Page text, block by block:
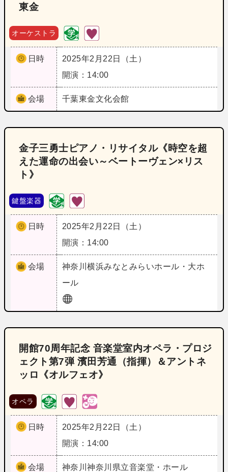
東金
オーケストラ
日時
2025年2月22日（土）
開演：14:00
会場 千葉東金文化会館
金子三勇士ピアノ・リサイタル《時空を超
えた運命の出会い～ベートーヴェン×リス
ト》
鍵盤楽器
日時
2025年2月22日（土）
開演：14:00
会場 神奈川横浜みなとみらいホール・大ホ
ール
開館70周年記念 音楽堂室内オペラ・プロジ
ェクト第7弾 濱田芳通（指揮）＆アントネ
ッロ《オルフェオ》
オペラ
日時
2025年2月22日（土）
開演：14:00
会場 神奈川神奈川県立音楽堂・ホール